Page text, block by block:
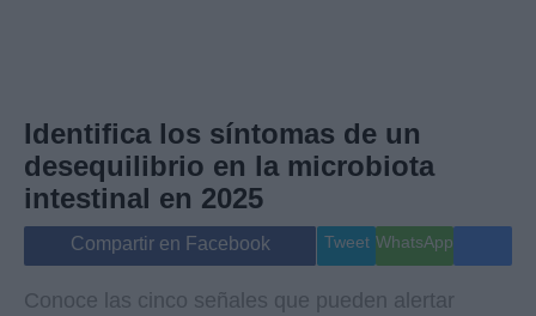
Internacional
Viajes
Gente
Musica
Identifica los síntomas de un
desequilibrio en la microbiota
intestinal en 2025
Compartir en Facebook Tweet WhatsApp
Conoce las cinco señales que pueden alertar